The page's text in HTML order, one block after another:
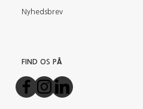
Nyhedsbrev
FIND OS PÅ